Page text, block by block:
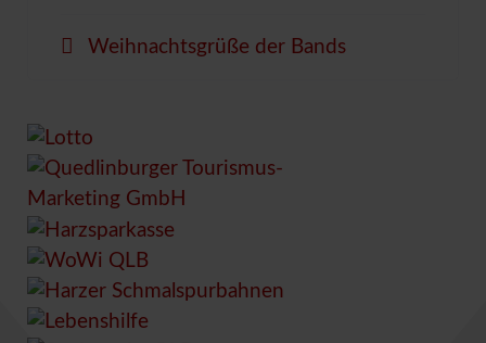
Weihnachtsgrüße der Bands